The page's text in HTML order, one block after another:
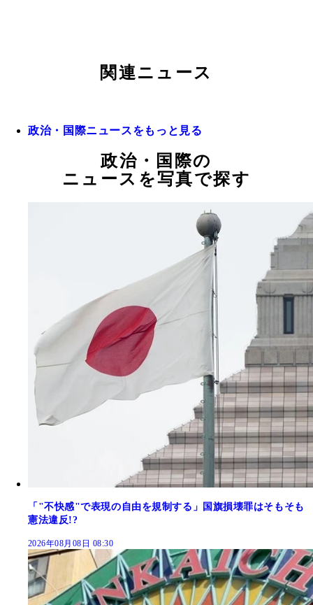
関連ニュース
政治・国際ニュースをもっと見る
政治・国際の
ニュースを写真で探す
「"不快感"で表現の自由を規制する」国旗損壊罪はそもそも
憲法違反!?
2026年08月08日 08:30